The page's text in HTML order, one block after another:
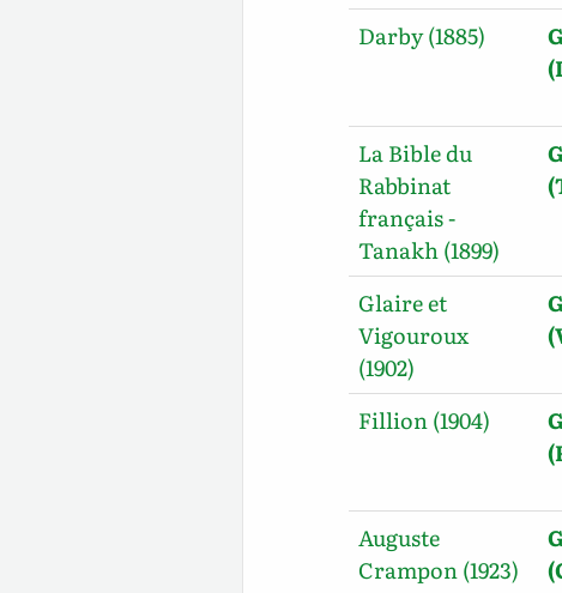
Darby (1885)
La Bible du
Rabbinat
français -
Tanakh (1899)
Glaire et
Vigouroux
(1902)
Fillion (1904)
Auguste
Crampon (1923)